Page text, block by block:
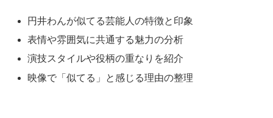
円井わんが似てる芸能人の特徴と印象
表情や雰囲気に共通する魅力の分析
演技スタイルや役柄の重なりを紹介
映像で「似てる」と感じる理由の整理